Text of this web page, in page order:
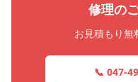
修理の
お見積もり無
📞 047-